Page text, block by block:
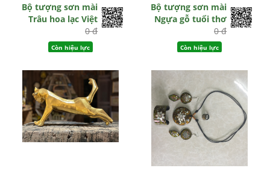
Bộ tượng sơn mài
Trâu hoa lạc Việt
0 đ
Còn hiệu lực
Bộ tượng sơn mài
Ngựa gỗ tuổi thơ
0 đ
Còn hiệu lực